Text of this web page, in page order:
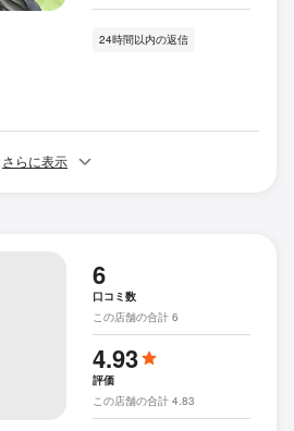
24時間以内の返信
さらに表示
6
口コミ数
この店舗の合計 6
4.93
評価
この店舗の合計 4.83